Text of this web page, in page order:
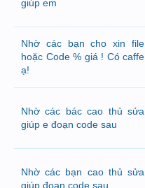
giúp em
Nhờ các bạn cho xin file
hoặc Code % giá ! Có caffe
ạ!
Nhờ các bác cao thủ sửa
giúp e đoạn code sau
Nhờ các bạn cao thủ sửa
giúp đoạn code sau